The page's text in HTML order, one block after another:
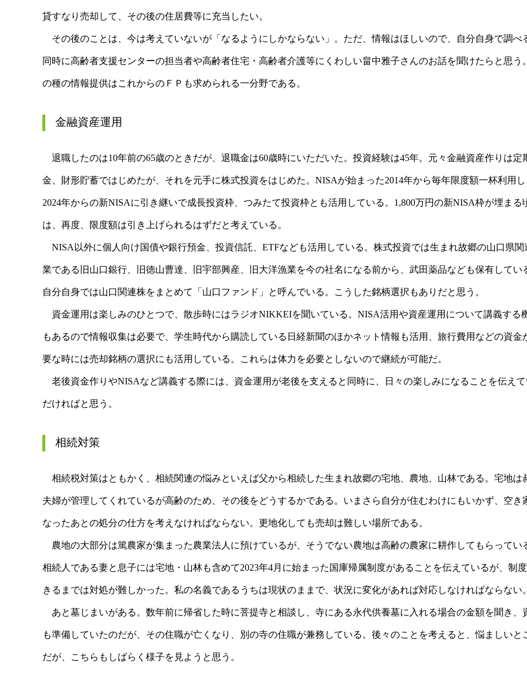
貸すなり売却して、その後の住居費等に充当したい。
その後のことは、今は考えていないが「なるようにしかならない」。ただ、情報はほしいので、自分自身で調べ
同時に高齢者支援センターの担当者や高齢者住宅・高齢者介護等にくわしい畠中雅子さんのお話を聞けたらと思う
の種の情報提供はこれからのＦＰも求められる一分野である。
金融資産運用
退職したのは10年前の65歳のときだが、退職金は60歳時にいただいた。投資経験は45年。元々金融資産作りは定
金、財形貯蓄ではじめたが、それを元手に株式投資をはじめた。NISAが始まった2014年から毎年限度額一杯利用
2024年からの新NISAに引き継いで成長投資枠、つみたて投資枠とも活用している。1,800万円の新NISA枠が埋まる
は、再度、限度額は引き上げられるはずだと考えている。
NISA以外に個人向け国債や銀行預金、投資信託、ETFなども活用している。株式投資では生まれ故郷の山口県関
業である旧山口銀行、旧徳山曹達、旧宇部興産、旧大洋漁業を今の社名になる前から、武田薬品なども保有してい
自分自身では山口関連株をまとめて「山口ファンド」と呼んでいる。こうした銘柄選択もありだと思う。
資金運用は楽しみのひとつで、散歩時にはラジオNIKKEIを聞いている。NISA活用や資産運用について講義する
もあるので情報収集は必要で、学生時代から購読している日経新聞のほかネット情報も活用、旅行費用などの資金
要な時には売却銘柄の選択にも活用している。これらは体力を必要としないので継続が可能だ。
老後資金作りやNISAなど講義する際には、資金運用が老後を支えると同時に、日々の楽しみになることを伝え
だければと思う。
相続対策
相続税対策はともかく、相続関連の悩みといえば父から相続した生まれ故郷の宅地、農地、山林である。宅地は
夫婦が管理してくれているが高齢のため、その後をどうするかである。いまさら自分が住むわけにもいかず、空き
なったあとの処分の仕方を考えなければならない。更地化しても売却は難しい場所である。
農地の大部分は篤農家が集まった農業法人に預けているが、そうでない農地は高齢の農家に耕作してもらってい
相続人である妻と息子には宅地・山林も含めて2023年4月に始まった国庫帰属制度があることを伝えているが、制
きるまでは対処が難しかった。私の名義であるうちは現状のままで、状況に変化があれば対応しなければならない
あと墓じまいがある。数年前に帰省した時に菩提寺と相談し、寺にある永代供養墓に入れる場合の金額を聞き、
も準備していたのだが、その住職が亡くなり、別の寺の住職が兼務している。後々のことを考えると、悩ましいと
だが、こちらもしばらく様子を見ようと思う。